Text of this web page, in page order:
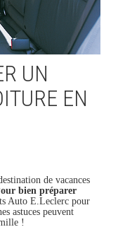
UN
EN
de vacances
bien préparer
Auto E.Leclerc pour
astuces peuvent
!